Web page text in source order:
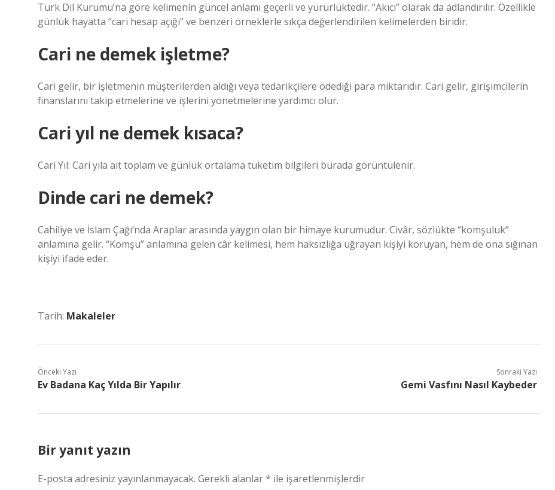
Türk Dil Kurumu’na göre kelimenin güncel anlamı geçerli ve yürürlüktedir. “Akıcı” olarak da adlandırılır. Özellikle
günlük hayatta “cari hesap açığı” ve benzeri örneklerle sıkça değerlendirilen kelimelerden biridir.
Cari ne demek işletme?
Cari gelir, bir işletmenin müşterilerden aldığı veya tedarikçilere ödediği para miktarıdır. Cari gelir, girişimcilerin
finanslarını takip etmelerine ve işlerini yönetmelerine yardımcı olur.
Cari yıl ne demek kısaca?
Cari Yıl: Cari yıla ait toplam ve günlük ortalama tüketim bilgileri burada görüntülenir.
Dinde cari ne demek?
Cahiliye ve İslam Çağı’nda Araplar arasında yaygın olan bir himaye kurumudur. Civâr, sözlükte “komşuluk”
anlamına gelir. “Komşu” anlamına gelen câr kelimesi, hem haksızlığa uğrayan kişiyi koruyan, hem de ona sığınan
kişiyi ifade eder.
Tarih: Makaleler
Önceki Yazı
Ev Badana Kaç Yılda Bir Yapılır
Sonraki Yazı
Gemi Vasfını Nasıl Kaybeder
Bir yanıt yazın
E-posta adresiniz yayınlanmayacak. Gerekli alanlar* ile işaretlenmişlerdir